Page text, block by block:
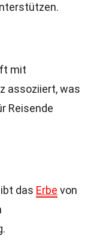
mit
assoziiert, was
Reisende
das Erbe von